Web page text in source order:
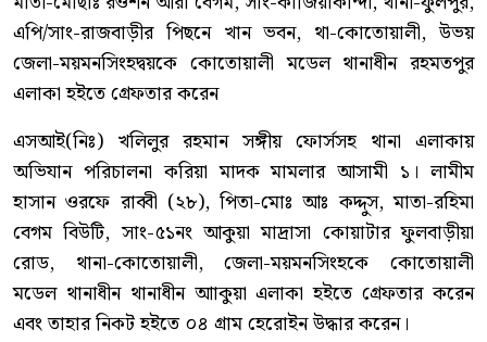
এপি/সাং-রাজবাড়ীর পিছনে খান ভবন, থা-কোতোয়ালী, উভয়
জেলা-ময়মনসিংহদ্বয়কে কোতোয়ালী মডেল থানাধীন রহমতপুর
এলাকা হইতে গ্রেফতার করেন
এসআই(নিঃ) খলিলুর রহমান সঙ্গীয় ফোর্সসহ থানা এলাকায়
অভিযান পরিচালনা করিয়া মাদক মামলার আসামী ১। লামীম
হাসান ওরফে রাব্বী (২৮), পিতা-মোঃ আঃ কদ্দুস, মাতা-রহিমা
বেগম বিউটি, সাং-৫১নং আকুয়া মাদ্রাসা কোয়াটার ফুলবাড়ীয়া
রোড, থানা-কোতোয়ালী, জেলা-ময়মনসিংহকে কোতোয়ালী
মডেল থানাধীন থানাধীন আাকুয়া এলাকা হইতে গ্রেফতার করেন
এবং তাহার নিকট হইতে ০৪ গ্রাম হেরোইন উদ্ধার করেন।